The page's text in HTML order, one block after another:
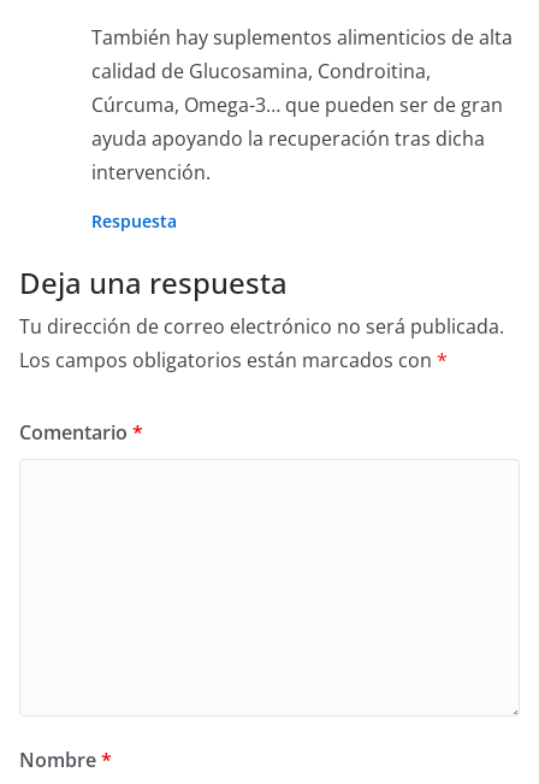
También hay suplementos alimenticios de alta
calidad de Glucosamina, Condroitina,
Cúrcuma, Omega-3… que pueden ser de gran
ayuda apoyando la recuperación tras dicha
intervención.
Respuesta
Deja una respuesta
Tu dirección de correo electrónico no será publicada.
Los campos obligatorios están marcados con *
Comentario *
Nombre*